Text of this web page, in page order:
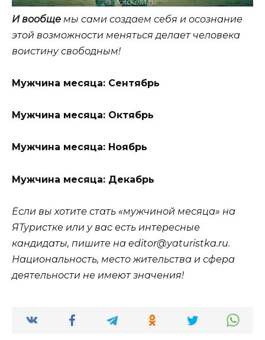
И вообще мы сами создаем себя и осознание
этой возможности меняться делает человека
воистину свободным!
Мужчина месяца: Сентябрь
Мужчина месяца: Октябрь
Мужчина месяца: Ноябрь
Мужчина месяца: Декабрь
Если вы хотите стать «мужчиной месяца» на
ЯТуристке или у вас есть интересные
кандидаты, пишите на editor@yaturistka.ru.
Национальность, место жительства и сфера
деятельности не имеют значения!